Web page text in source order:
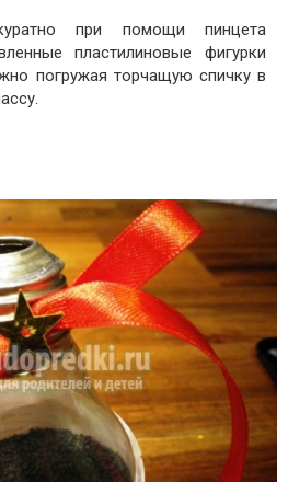
при помощи пинцета
пластилиновые фигурки
погружая торчащую спичку в